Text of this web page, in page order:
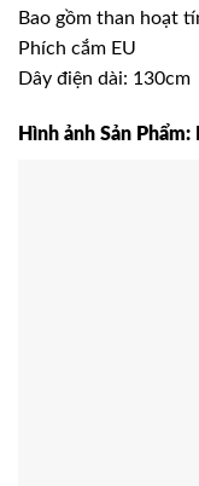
Bao gồm than hoạt
Phích cắm EU
Dây điện dài: 130cm
Hình ảnh Sản